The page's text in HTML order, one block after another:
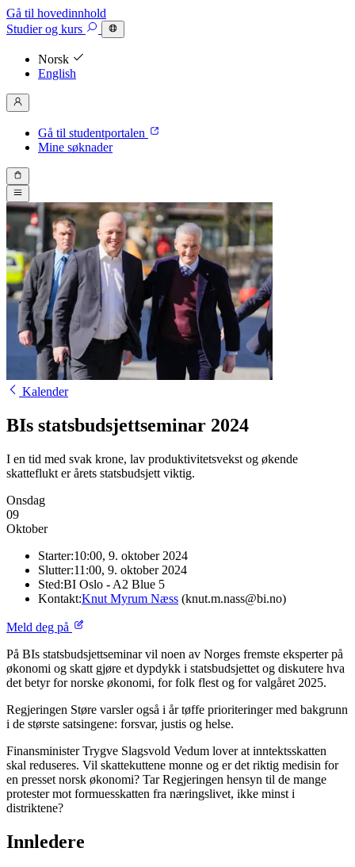
Gå til hovedinnhold
Studierog kurs
Norsk
English
Gå til studentportalen
Mine søknader
Kalender
BIs statsbudsjettseminar 2024
I en tid med svak krone, lav produktivitetsvekst og økende
skatteflukt er årets statsbudsjett viktig.
Onsdag
09
Oktober
Starter:10:00, 9. oktober 2024
Slutter:11:00, 9. oktober 2024
Sted:BI Oslo - A2 Blue 5
Kontakt:Knut Myrum Næss (knut.m.nass@bi.no)
Meld deg på
På BIs statsbudsjettseminar vil noen av Norges fremste eksperter på
økonomi og skatt gjøre et dypdykk i statsbudsjettet og diskutere hva
det betyr for norske økonomi, for folk flest og for valgåret 2025.
Regjeringen Støre varsler også i år tøffe prioriteringer med bakgrunn
i de største satsingene: forsvar, justis og helse.
Finansminister Trygve Slagsvold Vedum lover at inntektsskatten
skal reduseres. Vil skattekuttene monne og er det riktig medisin for
en presset norsk økonomi? Tar Regjeringen hensyn til de mange
protester mot formuesskatten fra næringslivet, ikke minst i
distriktene?
Innledere